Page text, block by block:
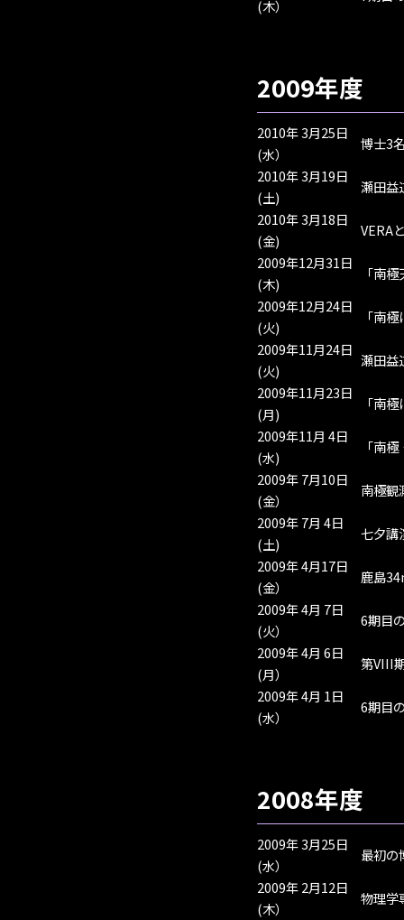
(木）
2009年度
2010年 3月25日
(水）
博士3
2010年 3月19日
(土)
瀬田益
2010年 3月18日
(金)
VERA
2009年12月31日
(木)
「南
2009年12月24日
(火)
「南
2009年11月24日
(火)
瀬田益
2009年11月23日
(月)
「南
2009年11月 4日
(水)
「南
2009年 7月10日
(金）
南極観
2009年 7月 4日
(土)
七夕講
2009年 4月17日
(金）
鹿島
2009年 4月 7日
(火）
6期目
2009年 4月 6日
(月）
第VIII
2009年 4月 1日
(水）
6期目
2008年度
2009年 3月25日
(水）
最初の
2009年 2月12日
(木）
物理学